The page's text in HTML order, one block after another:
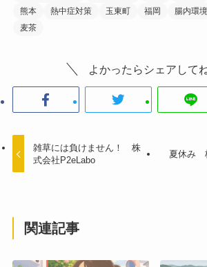
熊本
熱中症対策 玉東町 福岡 腸内環境
麦茶
よかったらシェアして
雑草には負けません！ 株
式会社P2eLabo
夏休み
関連記事